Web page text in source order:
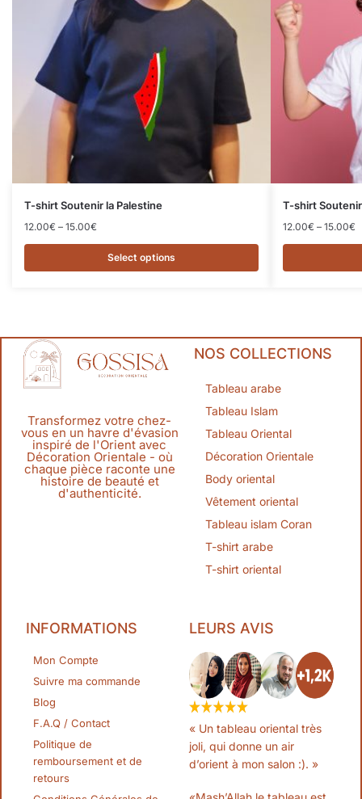
T-shirt Soutenir la Palestine
12.00€ – 15.00€
Select options
T-shirt
12.00€ – 15.00€
Transformez votre chez-
vous en un havre d'évasion
inspiré de l'Orient avec
Décoration Orientale - où
chaque pièce raconte une
histoire de beauté et
d'authenticité.
NOS COLLECTIONS
Tableau arabe
Tableau Islam
Tableau Oriental
Décoration Orientale
Body oriental
Vêtement oriental
Tableau islam Coran
T-shirt arabe
T-shirt oriental
INFORMATIONS
Mon Compte
Suivre ma commande
Blog
F.A.Q / Contact
Politique de
remboursement et de
retours
LEURS AVIS
« Un tableau oriental très
joli, qui donne un air
d’orient à mon salon :). »